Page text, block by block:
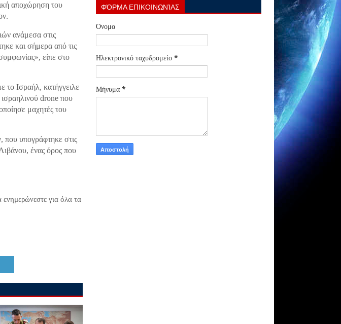
αποχώρηση του
ανάμεσα στις
και σήμερα από τις
είπε στο
το Ισραήλ, κατήγγειλε
drone που
μαχητές του
που υπογράφτηκε στις
ένας όρος που
ενημερώνεστε για όλα τα
ΦΌΡΜΑ ΕΠΙΚΟΙΝΩΝΊΑΣ
Όνομα
Ηλεκτρονικό ταχυδρομείο *
Μήνυμα *